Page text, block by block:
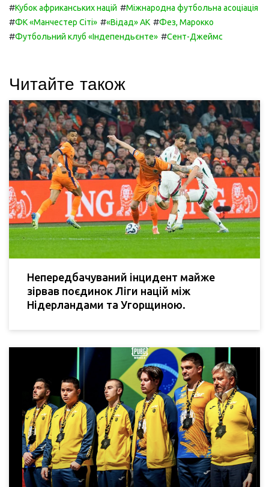
#Кубок африканських націй #Міжнародна футбольна асоціація
#ФК «Манчестер Сіті» #«Відад» АК #Фез, Марокко
#Футбольний клуб «Індепендьєнте» #Сент-Джеймс
Читайте також
Непередбачуваний інцидент майже
зірвав поєдинок Ліги націй між
Нідерландами та Угорщиною.